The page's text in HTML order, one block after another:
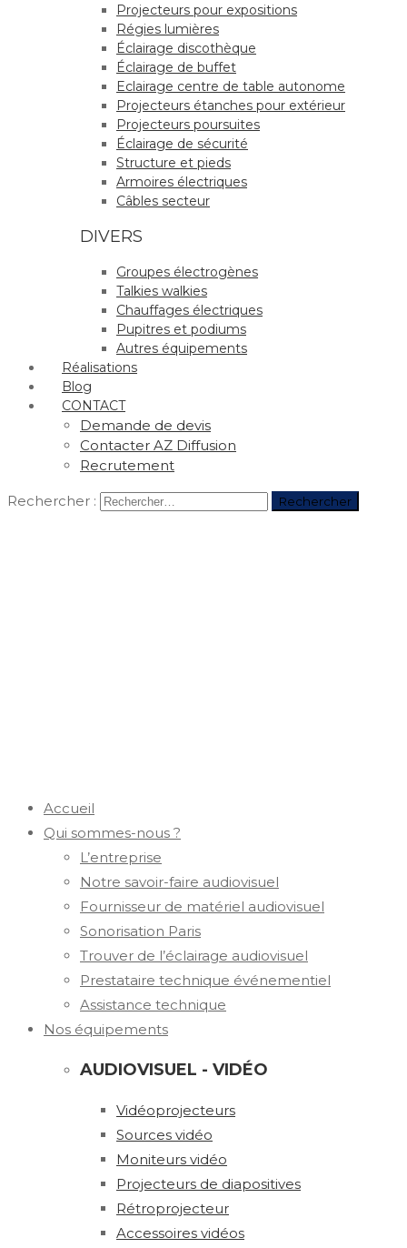
Projecteurs pour expositions
Régies lumières
Éclairage discothèque
Éclairage de buffet
Eclairage centre de table autonome
Projecteurs étanches pour extérieur
Projecteurs poursuites
Éclairage de sécurité
Structure et pieds
Armoires électriques
Câbles secteur
DIVERS
Groupes électrogènes
Talkies walkies
Chauffages électriques
Pupitres et podiums
Autres équipements
Réalisations
Blog
CONTACT
Demande de devis
Contacter AZ Diffusion
Recrutement
Rechercher :
Accueil
Qui sommes-nous ?
L’entreprise
Notre savoir-faire audiovisuel
Fournisseur de matériel audiovisuel
Sonorisation Paris
Trouver de l’éclairage audiovisuel
Prestataire technique événementiel
Assistance technique
Nos équipements
AUDIOVISUEL - VIDÉO
Vidéoprojecteurs
Sources vidéo
Moniteurs vidéo
Projecteurs de diapositives
Rétroprojecteur
Accessoires vidéos